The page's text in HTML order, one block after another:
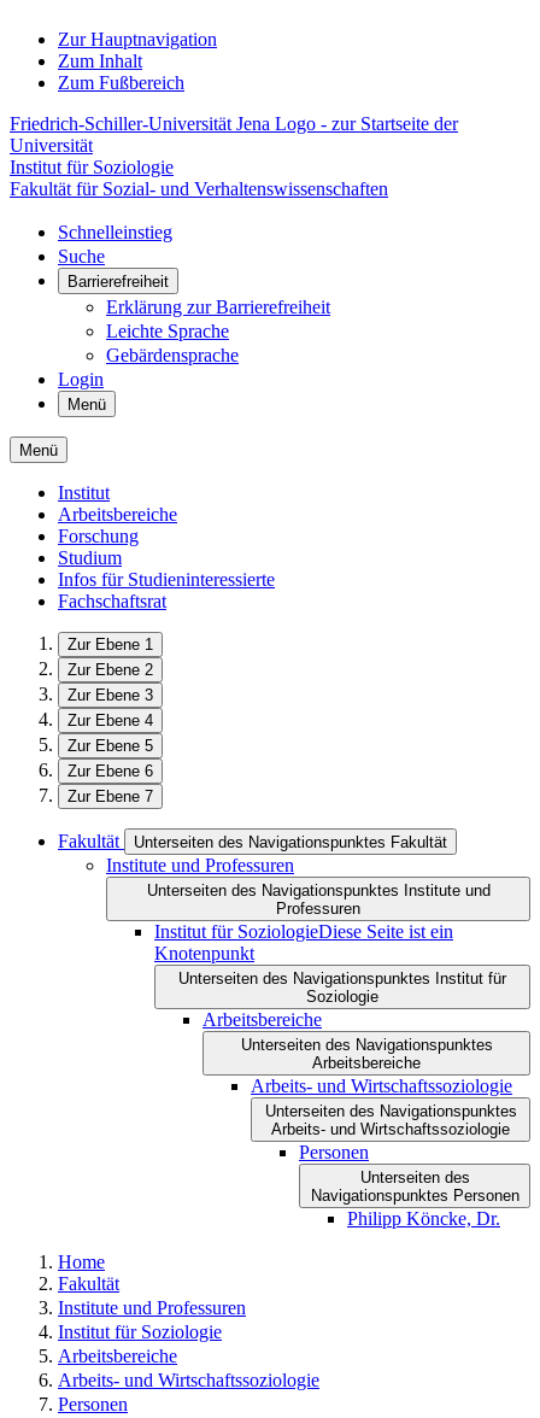
Zur Hauptnavigation
Zum Inhalt
Zum Fußbereich
Friedrich-Schiller-Universität Jena Logo - zur Startseite der
Universität
Institut für Soziologie
Fakultät für Sozial- und Verhaltenswissenschaften
Schnelleinstieg
Suche
Barrierefreiheit
Erklärung zur Barrierefreiheit
Leichte Sprache
Gebärdensprache
Login
Menü
Menü
Institut
Arbeitsbereiche
Forschung
Studium
Infos für Studieninteressierte
Fachschaftsrat
Zur Ebene 1
Zur Ebene 2
Zur Ebene 3
Zur Ebene 4
Zur Ebene 5
Zur Ebene 6
Zur Ebene 7
Fakultät Unterseiten des Navigationspunktes Fakultät
Institute und Professuren
Unterseiten des Navigationspunktes Institute und
Professuren
Institut für SoziologieDiese Seite ist ein
Knotenpunkt
Unterseiten des Navigationspunktes Institut für
Soziologie
Arbeitsbereiche
Unterseiten des Navigationspunktes
Arbeitsbereiche
Arbeits- und Wirtschaftssoziologie
Unterseiten des Navigationspunktes
Arbeits- und Wirtschaftssoziologie
Personen
Unterseiten des
Navigationspunktes Personen
Philipp Köncke, Dr.
Home
Fakultät
Institute und Professuren
Institut für Soziologie
Arbeitsbereiche
Arbeits- und Wirtschaftssoziologie
Personen